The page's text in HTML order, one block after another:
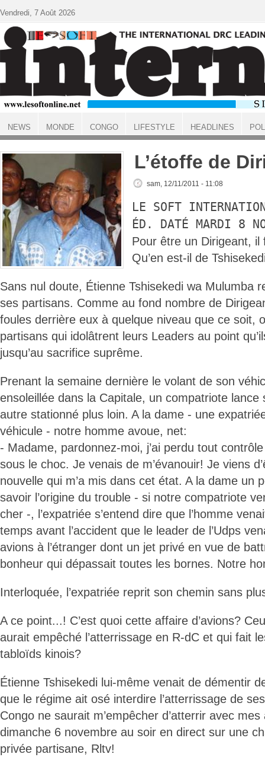
ACCUEIL
L’étoffe de
sam, 12/11/2011 - 11:08
LE SOFT
ÉD. DATÉ MARDI 8
Pour être un Dirigeant, il
Qu’en est-il de
Sans nul doute, Étienne Tshisekedi wa Mulumba
ses partisans. Comme au fond nombre de
foules derrière eux à quelque niveau que ce soit,
partisans qui idolâtrent leurs Leaders au point
jusqu’au sacrifice suprême.
Prenant la semaine dernière le volant de son
ensoleillée dans la Capitale, un compatriote lance
autre stationné plus loin. A la dame - une
véhicule - notre homme avoue, net:
- Madame, pardonnez-moi, j’ai perdu tout
sous le choc. Je venais de m’évanouir! Je viens
nouvelle qui m’a mis dans cet état. A la dame un
savoir l’origine du trouble - si notre compatriote
cher -, l’expatriée s’entend dire que l’homme
temps avant l’accident que le leader de l’Udps
avions à l’étranger dont un jet privé en vue de
bonheur qui dépassait toutes les bornes. Notre
Interloquée, l’expatriée reprit son chemin sans
A ce point...! C’est quoi cette affaire d’avions?
aurait empêché l’atterrissage en R-dC et qui fait
tabloïds kinois?
Étienne Tshisekedi lui-même venait de démentir
que le régime ait osé interdire l’atterrissage de
Congo ne saurait m’empêcher d’atterrir avec
dimanche 6 novembre au soir en direct sur une
privée partisane, Rltv!
Vendredi, 7 Août 2026
NEWS MONDE CONGO LIFESTYLE HEADLINES